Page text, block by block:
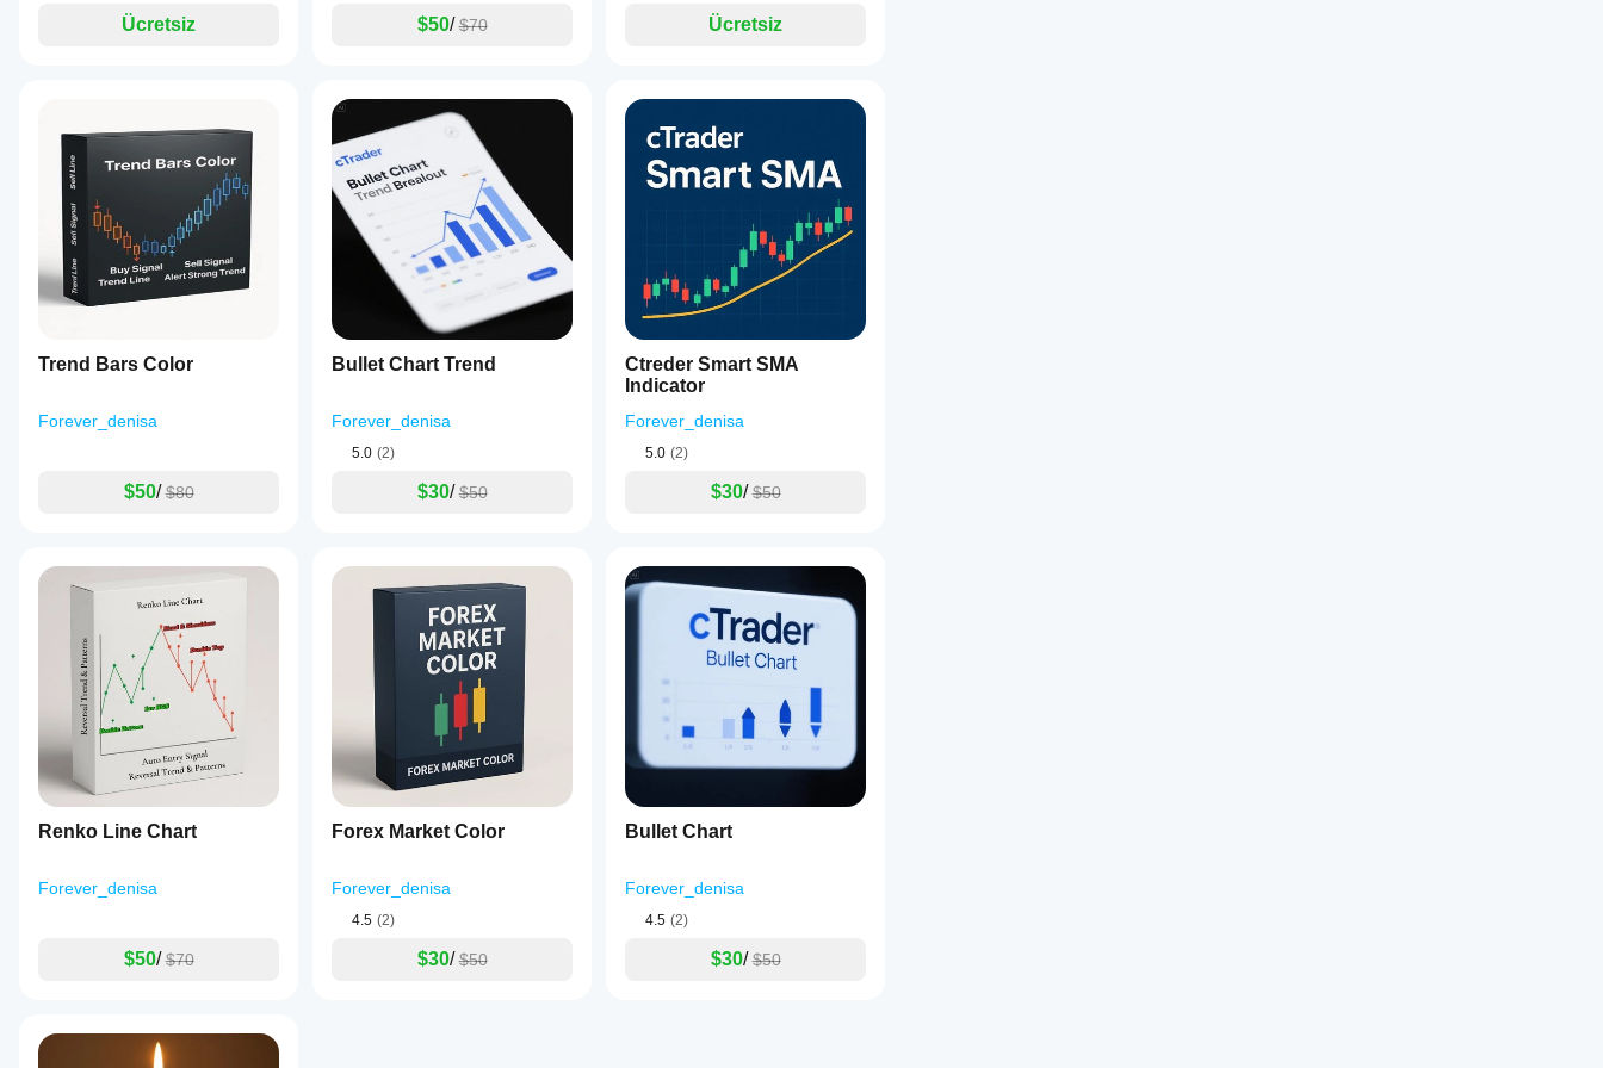
uygulayın
Ücretsiz $50/ $70 Ücretsiz
Trend Bars Color
Forever_denisa
$50/ $80
Bullet Chart Trend
Forever_denisa
5.0 (2)
$30/ $50
Ctreder Smart SMA
Indicator
Forever_denisa
5.0 (2)
$30/ $50
Renko Line Chart
Forever_denisa
$50/ $70
Forex Market Color
Forever_denisa
4.5 (2)
$30/ $50
Bullet Chart
Forever_denisa
4.5 (2)
$30/ $50